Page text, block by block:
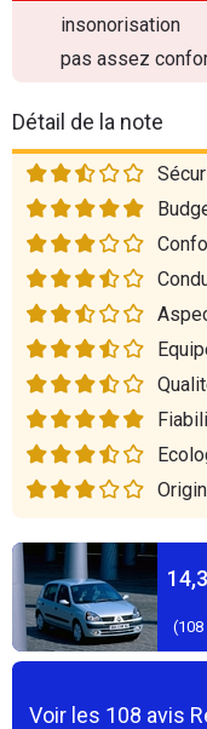
insonorisation
pas assez
Détail de la note
14,3
(108
Voir les 108 avis